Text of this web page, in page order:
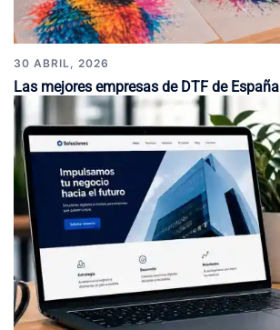
30 ABRIL, 2026
Las mejores empresas de DTF de España